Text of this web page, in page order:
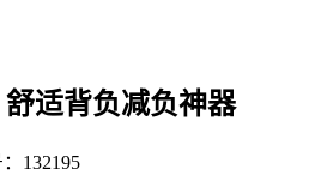
适背负减负神器
132195